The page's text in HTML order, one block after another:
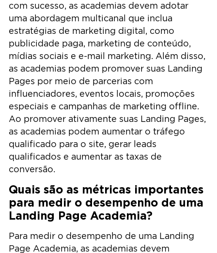
com sucesso, as academias devem adotar
uma abordagem multicanal que inclua
estratégias de marketing digital, como
publicidade paga, marketing de conteúdo,
mídias sociais e e-mail marketing. Além disso,
as academias podem promover suas Landing
Pages por meio de parcerias com
influenciadores, eventos locais, promoções
especiais e campanhas de marketing offline.
Ao promover ativamente suas Landing Pages,
as academias podem aumentar o tráfego
qualificado para o site, gerar leads
qualificados e aumentar as taxas de
conversão.
Quais são as métricas importantes
para medir o desempenho de uma
Landing Page Academia?
Para medir o desempenho de uma Landing
Page Academia, as academias devem